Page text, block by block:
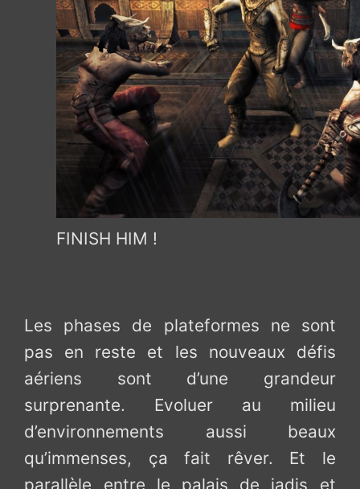
FINISH HIM !
Les phases de plateformes ne sont
pas en reste et les nouveaux défis
aériens sont d’une grandeur
surprenante. Evoluer au milieu
d’environnements aussi beaux
qu’immenses, ça fait rêver. Et le
parallèle entre le palais de jadis et